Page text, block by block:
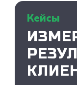
Кейсы